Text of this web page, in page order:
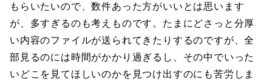
もらいたいので、数件あった方がいいとは思います
が、多すぎるのも考えものです。たまにどさっと分厚
い内容のファイルが送られてきたりするのですが、全
部見るのには時間がかかり過ぎるし、その中でいった
いどこを見てほしいのかを見つけ出すのにも苦労しま